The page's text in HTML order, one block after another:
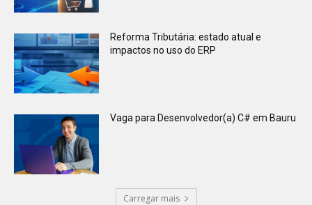
Reforma Tributária: estado atual e
impactos no uso do ERP
Vaga para Desenvolvedor(a) C# em Bauru
Carregar mais